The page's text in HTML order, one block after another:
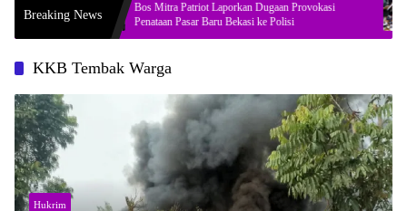
Breaking News
Bos Mitra Patriot Laporkan Dugaan Provokasi
Penataan Pasar Baru Bekasi ke Polisi
KKB Tembak Warga
Hukrim